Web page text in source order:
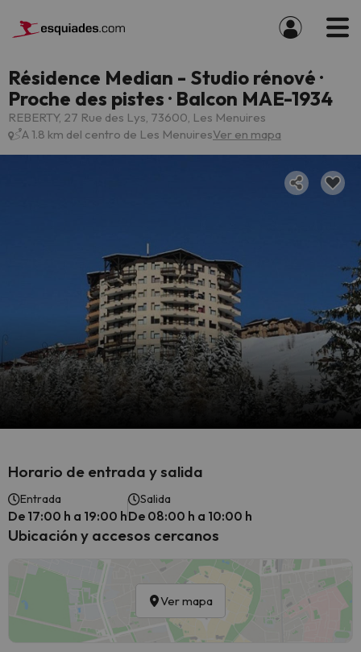
Résidence Median - Studio rénové ·
Proche des pistes · Balcon MAE-1934
REBERTY, 27 Rue des Lys, 73600, Les Menuires
A 1.8 km del centro de Les MenuiresVer en mapa
Horario de entrada y salida
Entrada
De 17:00 h a 19:00 h
Salida
De 08:00 h a 10:00 h
Ubicación y accesos cercanos
Ver mapa